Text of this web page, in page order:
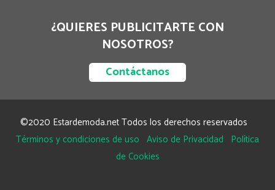
¿QUIERES PUBLICITARTE CON
NOSOTROS?
Contáctanos
©2020 Estardemoda.net Todos los derechos reservados
Términos y condiciones de uso Aviso de Privacidad Política
de Cookies